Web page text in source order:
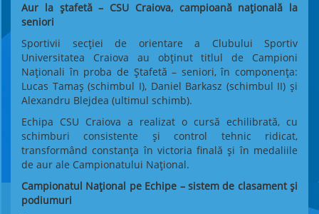
Aur la ștafetă – CSU Craiova, campioană națională la
seniori
Sportivii secției de orientare a Clubului Sportiv
Universitatea Craiova au obținut titlul de Campioni
Naționali în proba de Ștafetă – seniori, în componența:
Lucas Tamaș (schimbul I), Daniel Barkasz (schimbul II) și
Alexandru Blejdea (ultimul schimb).
Echipa CSU Craiova a realizat o cursă echilibrată, cu
schimburi consistente și control tehnic ridicat,
transformând constanța în victoria finală și în medaliile
de aur ale Campionatului Național.
Campionatul Național pe Echipe – sistem de clasament și
podiumuri